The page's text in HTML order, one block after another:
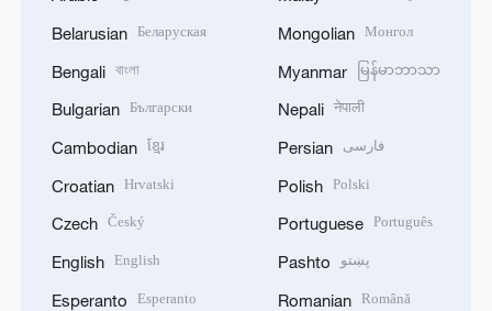
Belarusian Беларуская
Bengali বাংলা
Bulgarian Български
Cambodian ខ្មែរ
Croatian Hrvatski
Czech Český
English English
Esperanto Esperanto
Mongolian Монгол
Myanmar မြန်မာဘာသာ
Nepali नेपाली
Persian فارسی
Polish Polski
Portuguese Português
Pashto پښتو
Romanian Română